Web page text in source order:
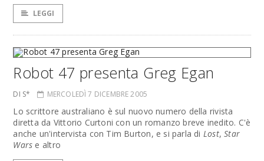
LEGGI
Robot 47 presenta Greg Egan
DI S* MERCOLEDÌ 7 DICEMBRE 2005
Lo scrittore australiano è sul nuovo numero della rivista
diretta da Vittorio Curtoni con un romanzo breve inedito. C'è
anche un'intervista con Tim Burton, e si parla di Lost,Star
Wars e altro